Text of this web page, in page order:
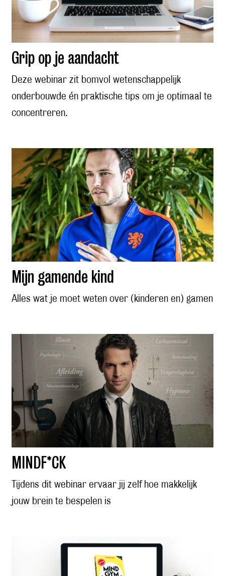
Grip op je aandacht
Deze webinar zit bomvol wetenschappelijk
onderbouwde én praktische tips om je optimaal te
concentreren.
Mijn gamende kind
Alles wat je moet weten over (kinderen en) gamen
MINDF*CK
Tijdens dit webinar ervaar jij zelf hoe makkelijk
jouw brein te bespelen is